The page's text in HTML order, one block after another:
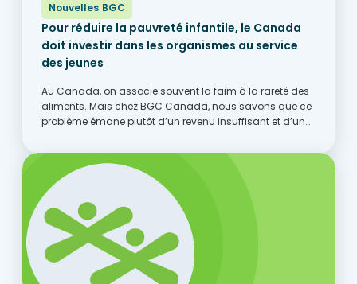
Nouvelles BGC
Pour réduire la pauvreté infantile, le Canada
doit investir dans les organismes au service
des jeunes
Au Canada, on associe souvent la faim à la rareté des
aliments. Mais chez BGC Canada, nous savons que ce
problème émane plutôt d’un revenu insuffisant et d’un
communautaire. Partout au pays, les...